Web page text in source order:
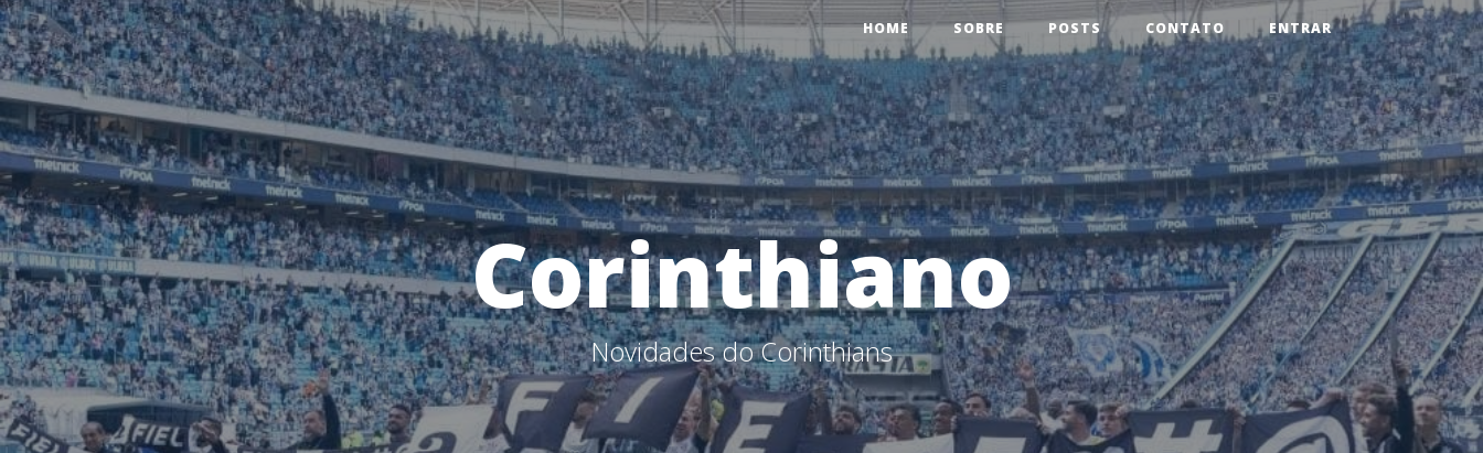
HOME SOBRE POSTS CONTATO ENTRAR
Corinthiano
Novidades do Corinthians